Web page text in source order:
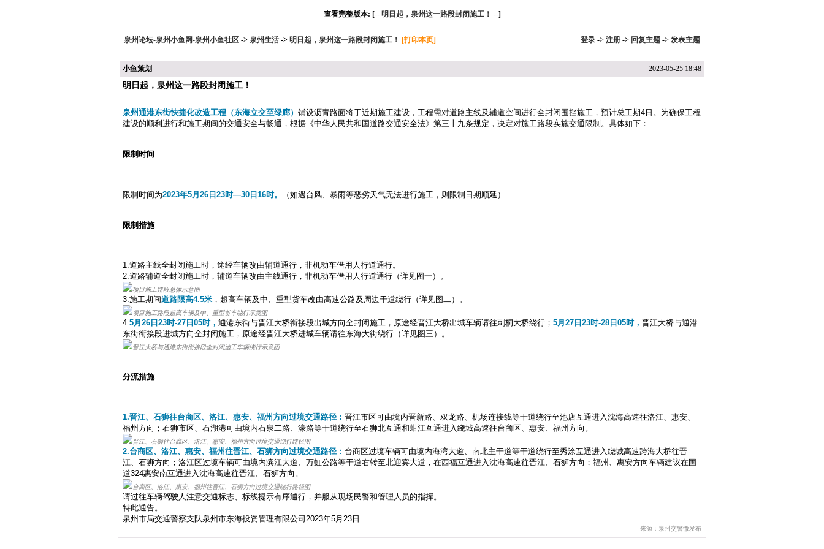
查看完整版本: [-- 明日起，泉州这一路段封闭施工！ --]
泉州论坛-泉州小鱼网-泉州小鱼社区 -> 泉州生活 -> 明日起，泉州这一路段封闭施工！ [打印本页] 登录 -> 注册 -> 回复主题 -> 发表主题
小鱼策划 2023-05-25 18:48
明日起，泉州这一路段封闭施工！
泉州通港东街快捷化改造工程（东海立交至绿廊） 铺设沥青路面将于近期施工建设，工程需对道路主线及辅道空间进行全封闭围挡施工，预计总工期4日。为确保工程
建设的顺利进行和施工期间的交通安全与畅通，根据《中华人民共和国道路交通安全法》第三十九条规定，决定对施工路段实施交通限制。具体如下：
限制时间
限制时间为2023年5月26日23时—30日16时。 （如遇台风、暴雨等恶劣天气无法进行施工，则限制日期顺延）
限制措施
1.道路主线全封闭施工时，途经车辆改由辅道通行，非机动车借用人行道通行。
2.道路辅道全封闭施工时，辅道车辆改由主线通行，非机动车借用人行道通行（详见图一）。
项目施工路段总体示意图
3.施工期间道路限高4.5米 ，超高车辆及中、重型货车改由高速公路及周边干道绕行（详见图二）。
项目施工路段超高车辆及中、重型货车绕行示意图
4.5月26日23时-27日05时， 通港东街与晋江大桥衔接段出城方向全封闭施工，原途经晋江大桥出城车辆请往刺桐大桥绕行； 5月27日23时-28日05时， 晋江大桥与通港
东街衔接段进城方向全封闭施工，原途经晋江大桥进城车辆请往东海大街绕行（详见图三）。
晋江大桥与通港东街衔接段全封闭施工车辆绕行示意图
分流措施
1.晋江、石狮往台商区、洛江、惠安、福州方向过境交通路径： 晋江市区可由境内晋新路、双龙路、机场连接线等干道绕行至池店互通进入沈海高速往洛江、惠安、
福州方向；石狮市区、石湖港可由境内石泉二路、濠路等干道绕行至石狮北互通和蚶江互通进入绕城高速往台商区、惠安、福州方向。
晋江、石狮往台商区、洛江、惠安、福州方向过境交通绕行路径图
2.台商区、洛江、惠安、福州往晋江、石狮方向过境交通路径： 台商区过境车辆可由境内海湾大道、南北主干道等干道绕行至秀涂互通进入绕城高速跨海大桥往晋
江、石狮方向；洛江区过境车辆可由境内滨江大道、万虹公路等干道右转至北迎宾大道，在西福互通进入沈海高速往晋江、石狮方向；福州、惠安方向车辆建议在国
道324惠安南互通进入沈海高速往晋江、石狮方向。
台商区、洛江、惠安、福州往晋江、石狮方向过境交通绕行路径图
请过往车辆驾驶人注意交通标志、标线提示有序通行，并服从现场民警和管理人员的指挥。
特此通告。
泉州市局交通警察支队泉州市东海投资管理有限公司 2023年5月23日
来源：泉州交警微发布